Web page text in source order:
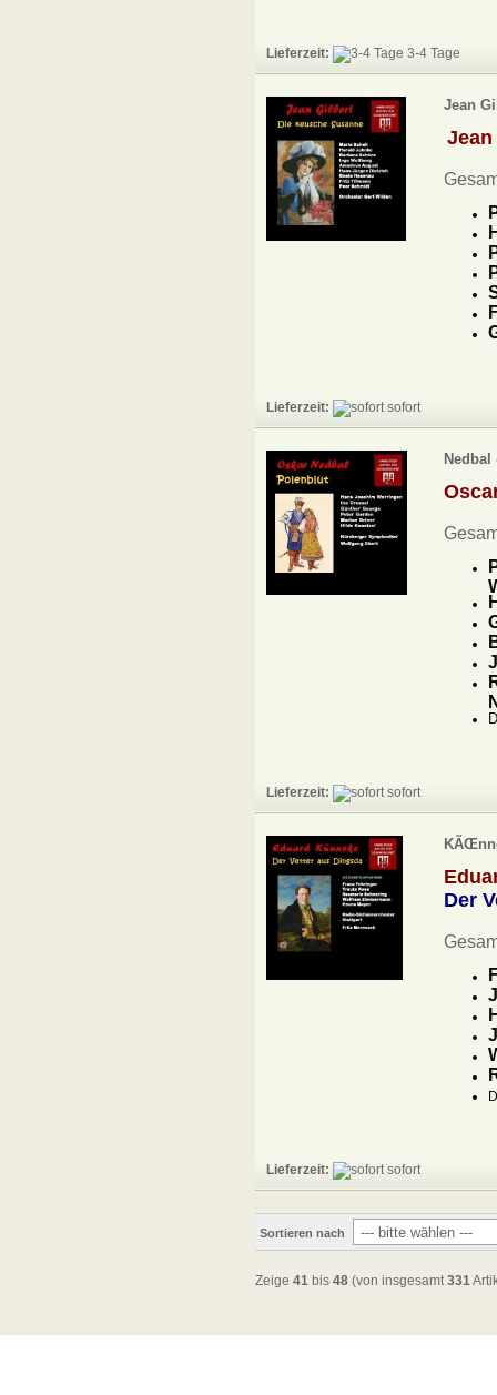
Lieferzeit: 3-4 Tage
Jean
Lieferzeit: sofort
Nedbal
Lieferzeit: sofort
Der
Lieferzeit: sofort
Sortieren nach
Zeige 41 bis 48 (von insgesamt331